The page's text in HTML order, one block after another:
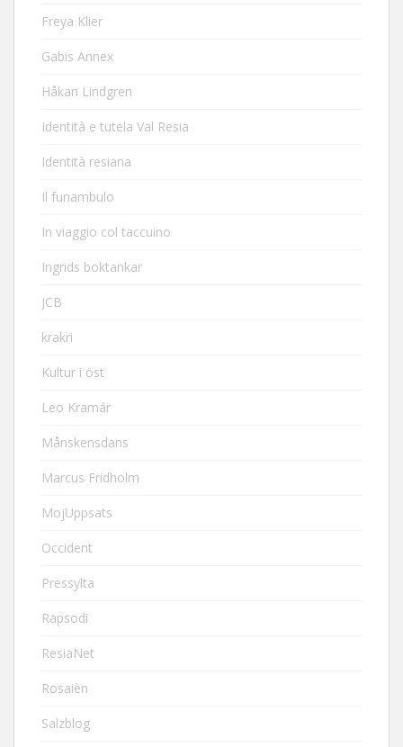
Freya Klier
Gabis Annex
Håkan Lindgren
Identità e tutela Val Resia
Identità resiana
Il funambulo
In viaggio col taccuino
Ingrids boktankar
JCB
krakri
Kultur i öst
Leo Kramár
Månskensdans
Marcus Fridholm
MojUppsats
Occident
Pressylta
Rapsodi
ResiaNet
Rosaièn
Salzblog